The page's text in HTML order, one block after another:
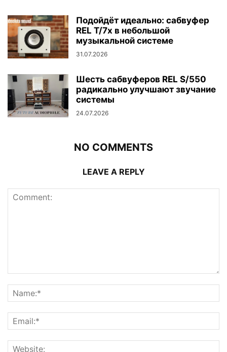
Подойдёт идеально: сабвуфер
REL T/7x в небольшой
музыкальной системе
31.07.2026
Шесть сабвуферов REL S/550
радикально улучшают звучание
системы
24.07.2026
NO COMMENTS
LEAVE A REPLY